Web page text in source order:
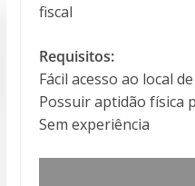
fiscal
Requisitos:
Fácil acesso ao local
Possuir aptidão física
Sem experiência